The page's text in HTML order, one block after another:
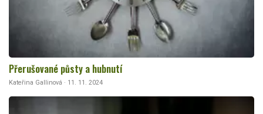
Přerušované půsty a hubnutí
Kateřina Gallinová · 11. 11. 2024